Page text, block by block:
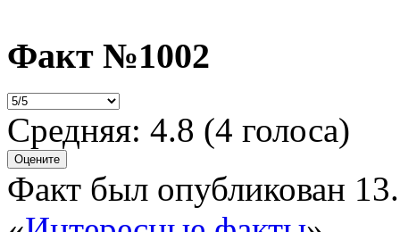
Факт №1002
Средняя: 4.8 (4 голоса)
Факт был опубликован